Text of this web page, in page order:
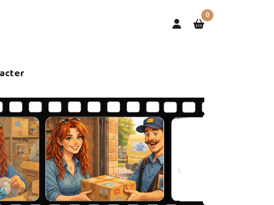
0